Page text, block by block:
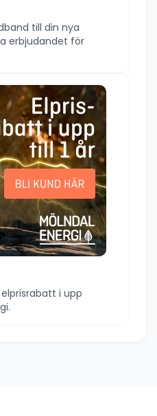
till din nya
erbjudandet för
i upp